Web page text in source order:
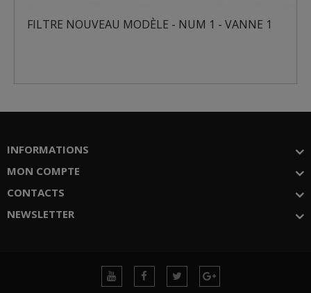
FILTRE NOUVEAU MODÈLE - NUM 1 - VANNE 1
INFORMATIONS
MON COMPTE
CONTACTS
NEWSLETTER